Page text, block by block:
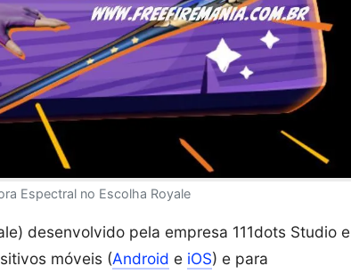
Espectral no Escolha Royale
desenvolvido pela empresa 111dots Studio e
móveis (Android e iOS) e para